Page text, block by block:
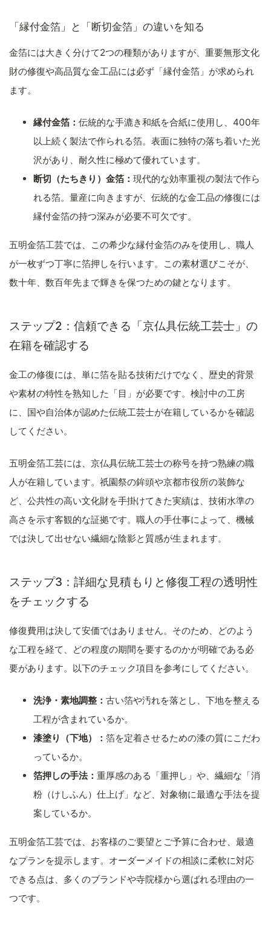
「縁付金箔」と「断切金箔」の違いを知る
金箔には大きく分けて2つの種類がありますが、重要無形文化
財の修復や高品質な金工品には必ず「縁付金箔」が求められ
ます。
縁付金箔： 伝統的な手漉き和紙を合紙に使用し、400年
以上続く製法で作られる箔。表面に独特の落ち着いた光
沢があり、耐久性に極めて優れています。
断切（たちきり）金箔： 現代的な効率重視の製法で作ら
れる箔。量産に向きますが、伝統的な金工品の修復には
縁付金箔の持つ深みが必要不可欠です。
五明金箔工芸では、この希少な縁付金箔のみを使用し、職人
が一枚ずつ丁寧に箔押しを行います。この素材選びこそが、
数十年、数百年先まで輝きを保つための鍵となります。
ステップ2：信頼できる「京仏具伝統工芸士」の
在籍を確認する
金工の修復には、単に箔を貼る技術だけでなく、歴史的背景
や素材の特性を熟知した「目」が必要です。検討中の工房
に、国や自治体が認めた伝統工芸士が在籍しているかを確認
してください。
五明金箔工芸には、京仏具伝統工芸士の称号を持つ熟練の職
人が在籍しています。祇園祭の鉾頭や京都市役所の装飾な
ど、公共性の高い文化財を手掛けてきた実績は、技術水準の
高さを示す客観的な証拠です。職人の手仕事によって、機械
では決して出せない繊細な陰影と質感が生まれます。
ステップ3：詳細な見積もりと修復工程の透明性
をチェックする
修復費用は決して安価ではありません。そのため、どのよう
な工程を経て、どの程度の期間を要するのかが明確である必
要があります。以下のチェック項目を参考にしてください。
洗浄・素地調整： 古い箔や汚れを落とし、下地を整える
工程が含まれているか。
漆塗り（下地）： 箔を定着させるための漆の質にこだわ
っているか。
箔押しの手法： 重厚感のある「重押し」や、繊細な「消
粉（けしふん）仕上げ」など、対象物に最適な手法を提
案しているか。
五明金箔工芸では、お客様のご要望とご予算に合わせ、最適
なプランを提示します。オーダーメイドの相談に柔軟に対応
できる点は、多くのブランドや寺院様から選ばれる理由の一
つです。